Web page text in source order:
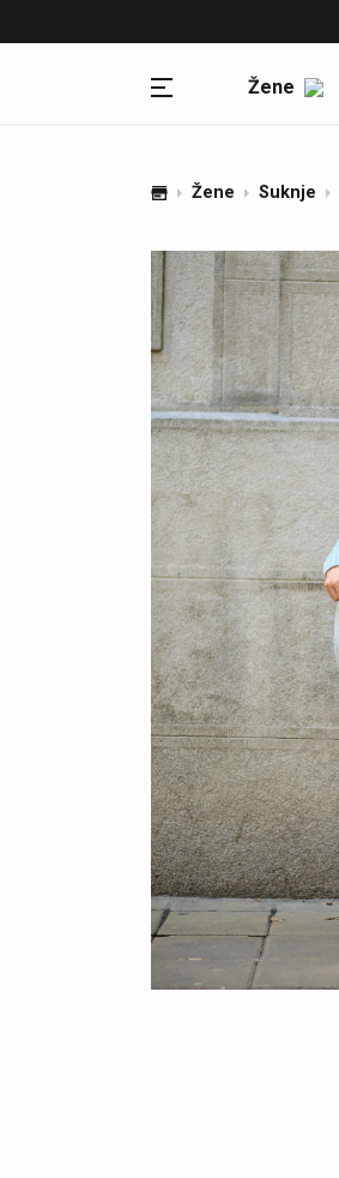
Uslovi kupovine
Isporuka proizvoda
Politika privatnosti
Blog
Blog
Žene
Žene Suknje